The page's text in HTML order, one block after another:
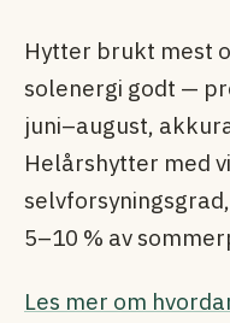
Hytter brukt mest
solenergi godt —
juni–august,
Helårshytter med
5–10 % av
Les mer om